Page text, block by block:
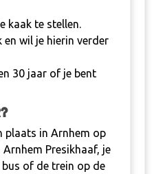
kaak te stellen.
en wil je hierin verder
30 jaar of je bent
plaats in Arnhem op
Presikhaaf, je
of de trein op de